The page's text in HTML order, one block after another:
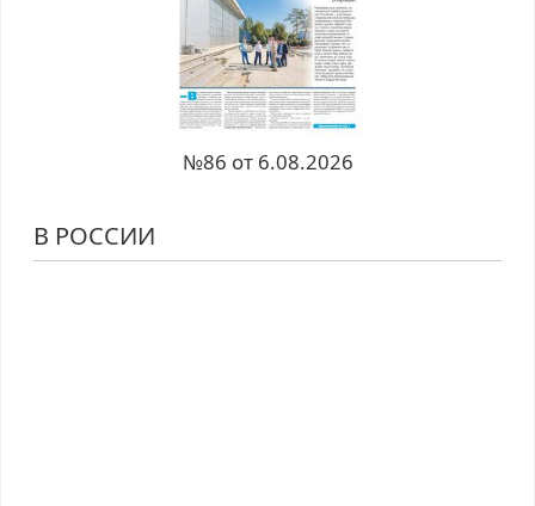
№86 от 6.08.2026
В РОССИИ